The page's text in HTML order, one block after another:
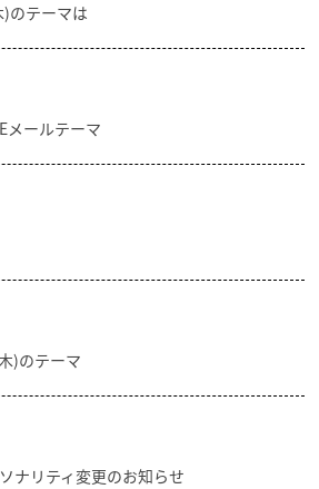
)のテーマは
メールテーマ
)のテーマ
ナリティ変更のお知らせ